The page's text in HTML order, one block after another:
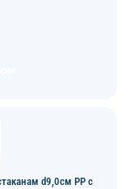
d9,0см PP с